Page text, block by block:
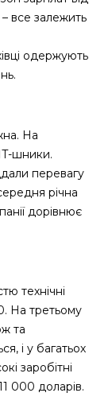
все залежить
одержують
На
шники.
перевагу
річна
дорівнює
технічні
На третьому
та
і у багатьох
заробітні
000 доларів.